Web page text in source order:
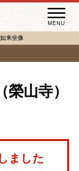
MENU
来坐像
山寺）
ました